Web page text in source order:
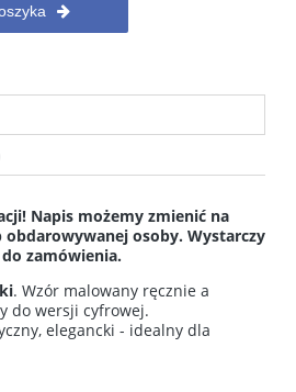
kosztów płatności
Napis możemy zmienić na
osoby. Wystarczy
zamówienia.
. Wzór malowany ręcznie a
do wersji cyfrowej.
elegancki - idealny dla